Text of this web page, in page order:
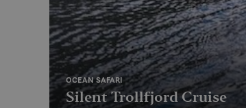
OCEAN SAFARI
Silent Trollfjord Cruise